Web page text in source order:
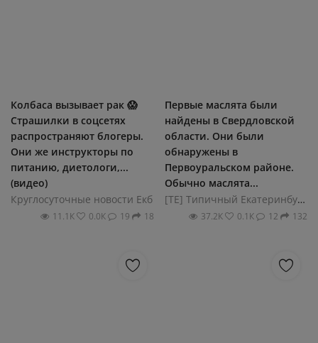
Колбаса вызывает рак 😱
Страшилки в соцсетях
распространяют блогеры.
Они же инструкторы по
питанию, диетологи,...
(видео)
Круглосуточные новости Екб
11.1К 0.0К 19 18
Первые маслята были
найдены в Свердловской
области. Они были
обнаружены в
Первоуральском районе.
Обычно маслята...
[ТЕ] Типичный Екатеринбург
37.2К 0.1К 12 132